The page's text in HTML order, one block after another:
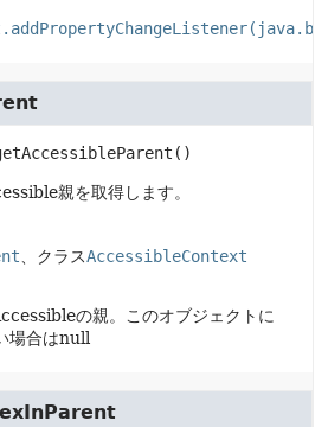
()
親を取得します。
、クラスAccessibleContext
の親。このオブジェクトに
場合はnull